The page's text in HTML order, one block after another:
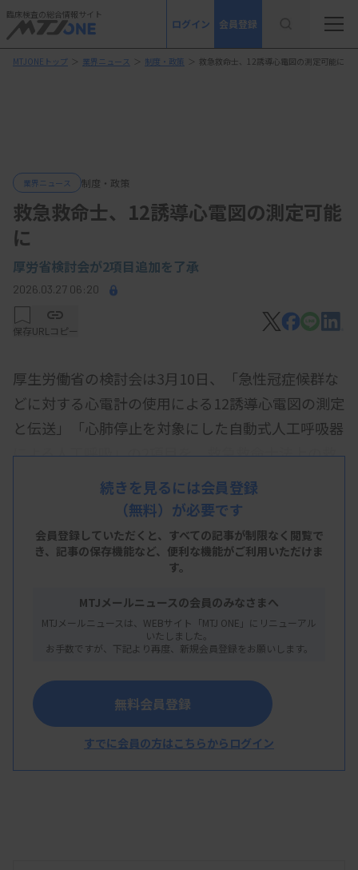
臨床検査の総合情報サイト
ログイン 会員登録
MTJONEトップ ＞ 業界ニュース ＞ 制度・政策 ＞ 救急救命士、12誘導心電図の測定可能に
業界ニュース 制度・政策
救急救命士、12誘導心電図の測定可能
に
厚労省検討会が2項目追加を了承
2026.03.27 06:20
保存URLコピー
厚生労働省の検討会は3月10日、「急性冠症候群な
どに対する心電計の使用による12誘導心電図の測定
と伝送」「心肺停止を対象にした自動式人工呼吸器
による人工呼吸」の2項目を、救急救命士法上の救
急救命処置に位置付けると決めた。
2026年度中に実施する予定で、救急救命士が救急
搬送中などに実施できるようになる。追加は2014
年以来となる。
2026/03/12 19:54
討の進め方について
続きを見るには会員登録
（無料）が必要です
会員登録していただくと、すべての記事が制限なく閲覧で
き、 記事の保存機能など、便利な機能がご利用いただけま
す。
MTJメールニュースの会員のみなさまへ
MTJメールニュースは、WEBサイト「MTJ ONE」にリニューアル
いたしました。
お手数ですが、下記より再度、新規会員登録をお願いします。
無料会員登録
すでに会員の方はこちらからログイン